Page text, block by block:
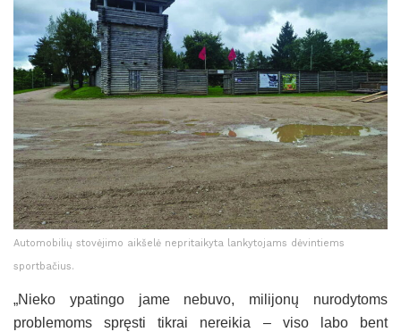
Automobilių stovėjimo aikšelė nepritaikyta lankytojams dėvintiems
sportbačius.
„Nieko ypatingo jame nebuvo, milijonų nurodytoms
problemoms spręsti tikrai nereikia – viso labo bent